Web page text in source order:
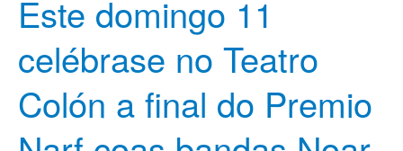
Este domingo 11
celébrase no Teatro
Colón a final do Premio